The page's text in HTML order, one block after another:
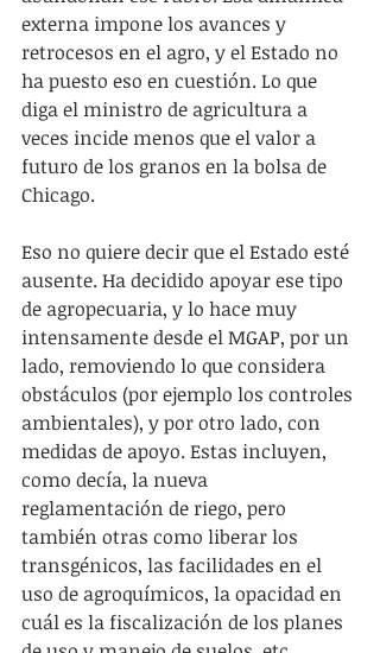
externa impone los avances y
retrocesos en el agro, y el Estado no
ha puesto eso en cuestión. Lo que
diga el ministro de agricultura a
veces incide menos que el valor a
futuro de los granos en la bolsa de
Chicago.
Eso no quiere decir que el Estado esté
ausente. Ha decidido apoyar ese tipo
de agropecuaria, y lo hace muy
intensamente desde el MGAP, por un
lado, removiendo lo que considera
obstáculos (por ejemplo los controles
ambientales), y por otro lado, con
medidas de apoyo. Estas incluyen,
como decía, la nueva
reglamentación de riego, pero
también otras como liberar los
transgénicos, las facilidades en el
uso de agroquímicos, la opacidad en
cuál es la fiscalización de los planes